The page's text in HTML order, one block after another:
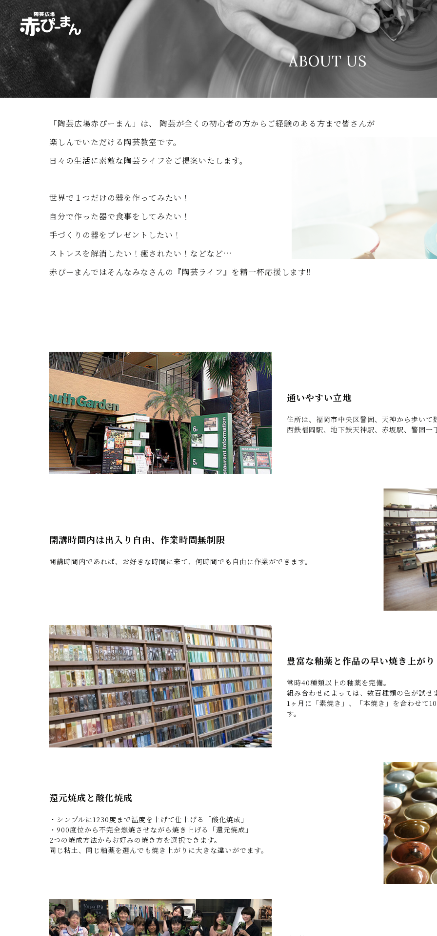
イベント・出張陶芸・体験陶芸は福岡市の陶芸教室赤ぴーまん
ABOUT US
「陶芸広場赤ぴーまん」は、 陶芸が全くの初心者の方からご経験のある方まで皆さんが
楽しんでいただける陶芸教室です。
日々の生活に素敵な陶芸ライフをご提案いたします。
世界で１つだけの器を作ってみたい！
自分で作った器で食事をしてみたい！
手づくりの器をプレゼントしたい！
ストレスを解消したい！癒されたい！などなど…
赤ぴーまんではそんなみなさんの『陶芸ライフ』を精一杯応援します‼
通いやすい立地
住所は、福岡市中央区警固、天神から歩いて
西鉄福岡駅、地下鉄天神駅、赤坂駅、警固一
開講時間内は出入り自由、作業時間無制限
開講時間内であれば、お好きな時間に来て、何時間でも自由に作業ができます。
豊富な釉薬と作品の早い焼き上がり
常時40種類以上の釉薬を完備。
組み合わせによっては、数百種類の色が試せ
1ヶ月に「素焼き」、「本焼き」を合わせて
す。
還元焼成と酸化焼成
・シンプルに1230度まで温度を上げて仕上げる「酸化焼成」
・900度位から不完全燃焼させながら焼き上げる「還元焼成」
2つの焼成方法からお好みの焼き方を選択できます。
同じ粘土、同じ釉薬を選んでも焼き上がりに大きな違いがでます。